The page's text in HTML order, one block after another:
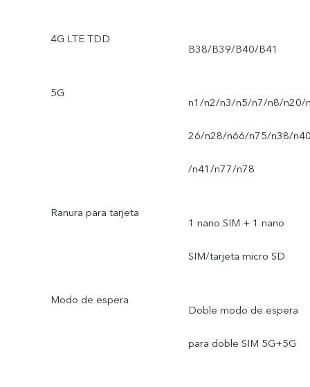
4G LTE TDD
B38/B39/B40/B41
5G
n1/n2/n3/n5/n7/n8/n20/
26/n28/n66/n75/n38/
/n41/n77/n78
Ranura para tarjeta
1 nano SIM + 1 nano
SIM/tarjeta micro SD
Modo de espera
Doble modo de espera
para doble SIM 5G+5G